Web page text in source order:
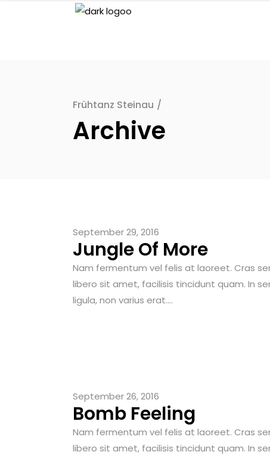
Frühtanz Steinau /
Archive
September 29, 2016
Jungle Of More
Nam fermentum vel felis at laoreet. Cras
libero sit amet, facilisis tincidunt quam. In
ligula, non varius erat....
September 26, 2016
Bomb Feeling
Nam fermentum vel felis at laoreet. Cras
libero sit amet, facilisis tincidunt quam. In